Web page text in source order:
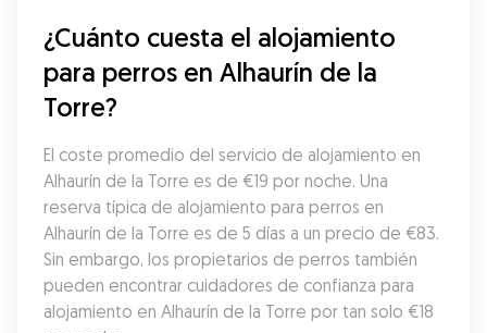
¿Cuánto cuesta el alojamiento
para perros en Alhaurín de la
Torre?
El coste promedio del servicio de alojamiento en
Alhaurín de la Torre es de €19 por noche. Una
reserva típica de alojamiento para perros en
Alhaurín de la Torre es de 5 días a un precio de €83.
Sin embargo, los propietarios de perros también
pueden encontrar cuidadores de confianza para
alojamiento en Alhaurín de la Torre por tan solo €18